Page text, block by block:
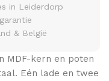
in Leiderdorp
& België
MDF-kern en poten
Eén lade en twee